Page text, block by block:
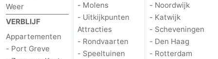
Praktisch
Forum
Weer
VERBLIJF
Appartementen
- Port Greve
- Molens
- Uitkijkpunten
Attracties
- Rondvaarten
- Speeltuinen
- Noordwijk
- Katwijk
- Scheveningen
- Den Haag
- Rotterdam